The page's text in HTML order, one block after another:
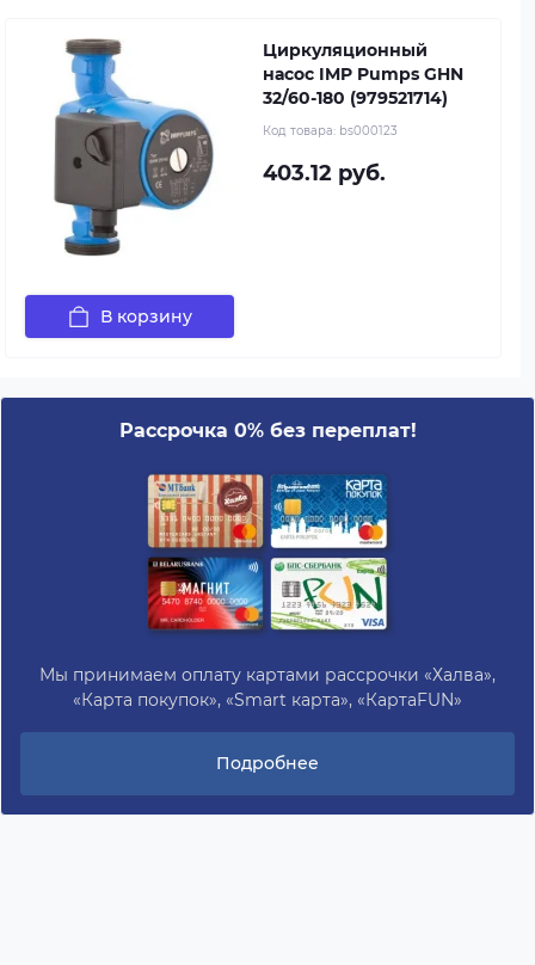
Циркуляционный
насос IMP Pumps GHN
32/60-180 (979521714)
Код товара: bs000123
403.12 руб.
В корзину
Рассрочка 0% без переплат!
Мы принимаем оплату картами рассрочки «Халва»,
«Карта покупок», «Smart карта», «КартаFUN»
Подробнее